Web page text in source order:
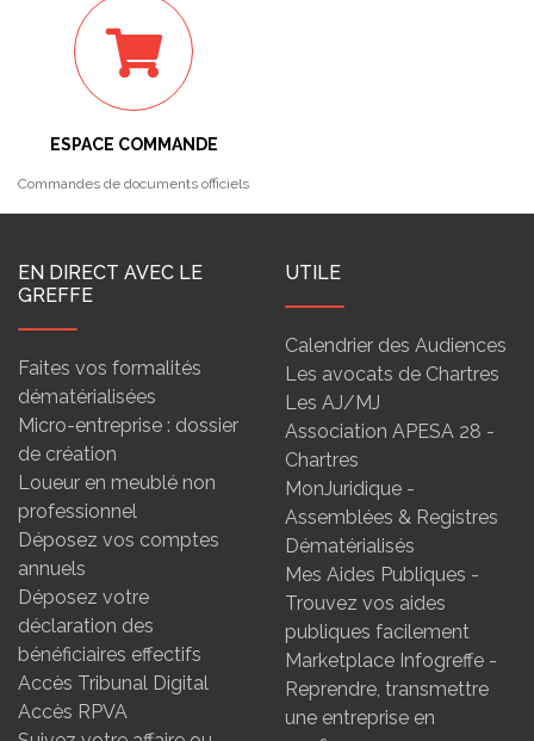
ESPACE COMMANDE
Commandes de documents officiels
EN DIRECT AVEC LE
GREFFE
Faites vos formalités
dématérialisées
Micro-entreprise : dossier
de création
Loueur en meublé non
professionnel
Déposez vos comptes
annuels
Déposez votre
déclaration des
bénéficiaires effectifs
Accès Tribunal Digital
Accès RPVA
UTILE
Calendrier des Audiences
Les avocats de Chartres
Les AJ/MJ
Association APESA 28 -
Chartres
MonJuridique -
Assemblées & Registres
Dématérialisés
Mes Aides Publiques -
Trouvez vos aides
publiques facilement
Marketplace Infogreffe -
Reprendre, transmettre
une entreprise en